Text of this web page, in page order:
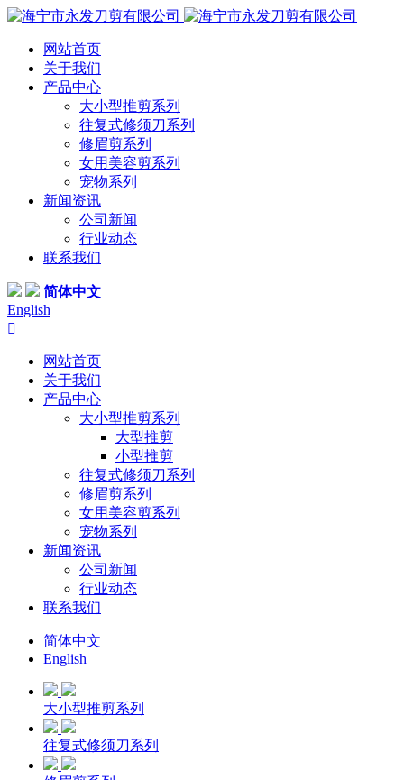
网站首页
关于我们
产品中心
大小型推剪系列
往复式修须刀系列
修眉剪系列
女用美容剪系列
宠物系列
新闻资讯
公司新闻
行业动态
联系我们
简体中文
English

网站首页
关于我们
产品中心
大小型推剪系列
大型推剪
小型推剪
往复式修须刀系列
修眉剪系列
女用美容剪系列
宠物系列
新闻资讯
公司新闻
行业动态
联系我们
简体中文
English
大小型推剪系列
往复式修须刀系列